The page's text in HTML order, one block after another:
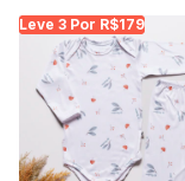
Leve 3 Por R$179
Leve 3 Por R$179